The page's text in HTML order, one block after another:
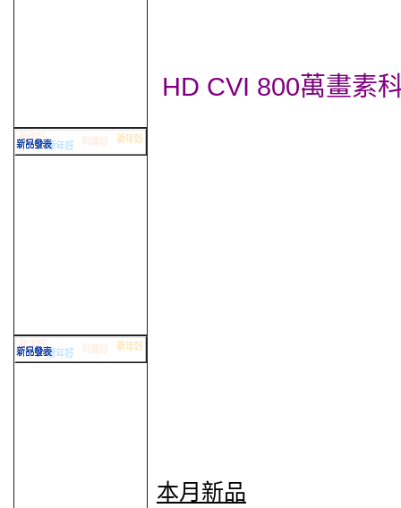
HD CVI 800萬畫素
本月新品